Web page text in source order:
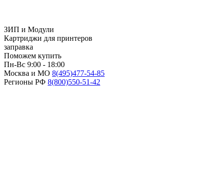
ЗИП и Модули
Картриджи для принтеров
заправка
Поможем купить
Пн-Вс 9:00 - 18:00
Москва и МО 8(495)477-54-85
Регионы РФ 8(800)550-51-42